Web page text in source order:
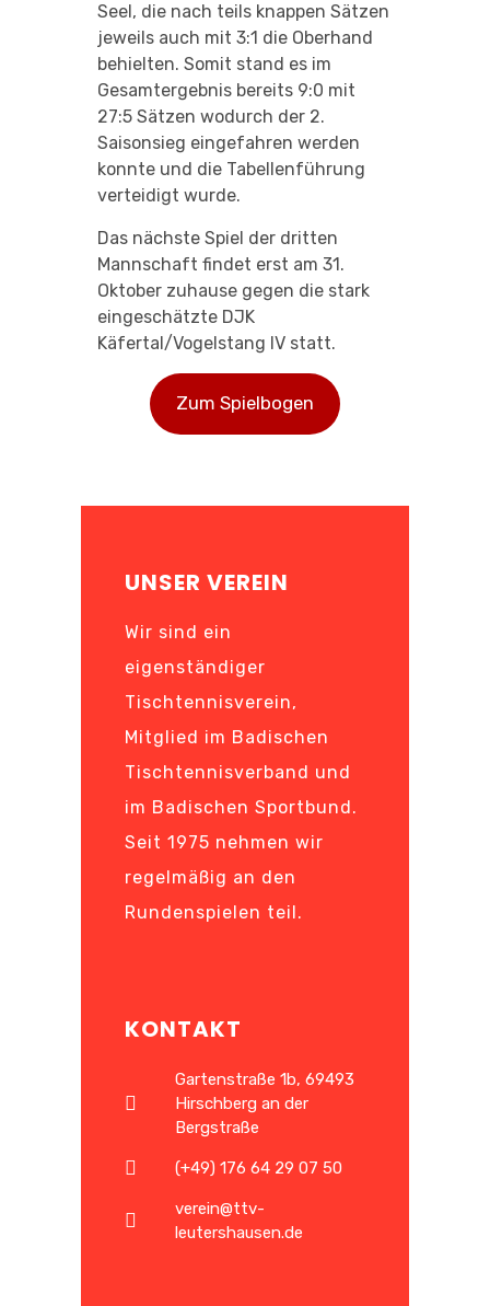
Seel, die nach teils knappen Sätzen
jeweils auch mit 3:1 die Oberhand
behielten. Somit stand es im
Gesamtergebnis bereits 9:0 mit
27:5 Sätzen wodurch der 2.
Saisonsieg eingefahren werden
konnte und die Tabellenführung
verteidigt wurde.
Das nächste Spiel der dritten
Mannschaft findet erst am 31.
Oktober zuhause gegen die stark
eingeschätzte DJK
Käfertal/Vogelstang IV statt.
Zum Spielbogen
UNSER VEREIN
Wir sind ein
eigenständiger
Tischtennisverein,
Mitglied im Badischen
Tischtennisverband und
im Badischen Sportbund.
Seit 1975 nehmen wir
regelmäßig an den
Rundenspielen teil.
KONTAKT
Gartenstraße 1b, 69493
Hirschberg an der
Bergstraße
(+49) 176 64 29 07 50
verein@ttv-
leutershausen.de